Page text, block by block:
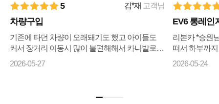
5 김*재 고객님
차량구입
기존에 타던 차량이 오래돼기도 했고 아이들도
커서 장거리 이동시 많이 불편해해서 카니발로
바꾸자 마음먹고 ㅋㅇㅋ 나 ㅇㅋ 꾸준히 매물검
2026-05-27
EV6 롱레인
리본카 *승원
떠서 하부까
리상태까지
2026-05-24